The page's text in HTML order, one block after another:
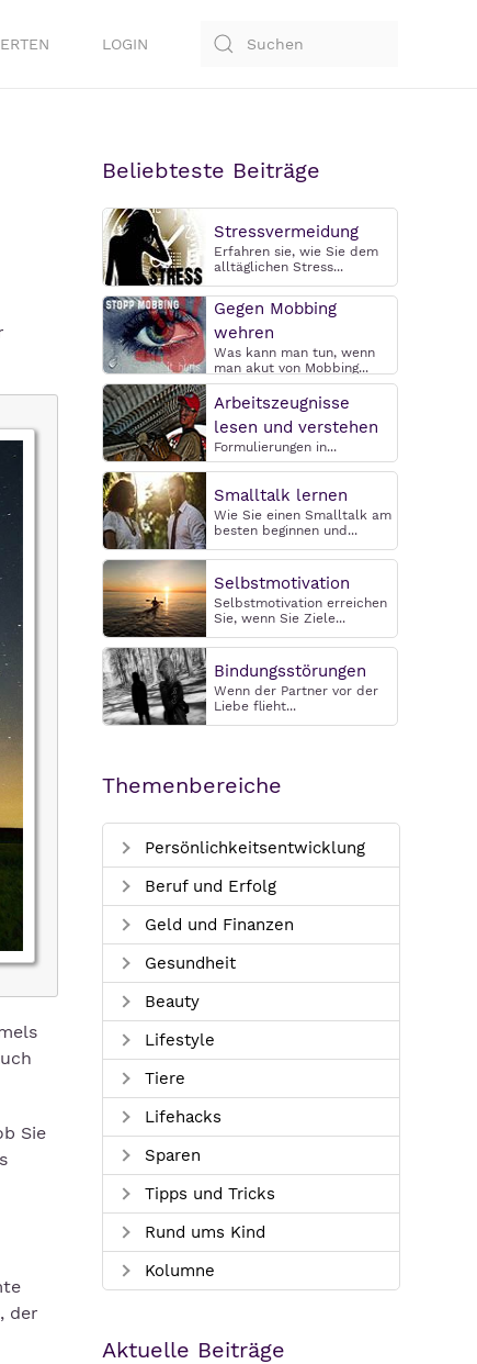
LOGIN
Sie
der
Beliebteste Beiträge
Stressvermeidung
Erfahren sie, wie Sie dem
alltäglichen Stress...
Gegen Mobbing
wehren
Was kann man tun, wenn
man akut von Mobbing...
Arbeitszeugnisse
lesen und verstehen
Formulierungen in...
Smalltalk lernen
Wie Sie einen Smalltalk am
besten beginnen und...
Selbstmotivation
Selbstmotivation erreichen
Sie, wenn Sie Ziele...
Bindungsstörungen
Wenn der Partner vor der
Liebe flieht...
Themenbereiche
Persönlichkeitsentwicklung
Beruf und Erfolg
Geld und Finanzen
Gesundheit
Beauty
Lifestyle
Tiere
Lifehacks
Sparen
Tipps und Tricks
Rund ums Kind
Kolumne
Aktuelle Beiträge